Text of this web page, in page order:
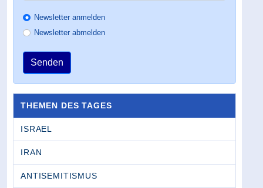
Newsletter anmelden
Newsletter abmelden
Senden
THEMEN DES TAGES
ISRAEL
IRAN
ANTISEMITISMUS